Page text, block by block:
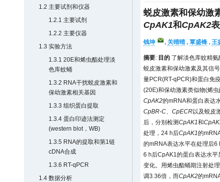
1.2 主要试剂和仪器
1.2.1 主要试剂
1.2.2 主要仪器
1.3 实验方法
1.3.1 20E和烯虫酯处理淡
色库蚊蛹
1.3.2 RNA干扰蜕皮激素和
保幼激素相关基因
1.3.3 组织蛋白提取
1.3.4 蛋白印迹法测定
(western blot，WB)
1.3.5 RNA的提取和第1链
cDNA合成
1.3.6 RT-qPCR
1.4 数据分析
蜕皮激素和保幼激
CpAK1和 CpAK2
钱坤 , 关晴晴 , 覃盛锋 , 王
摘要: 目的 了解淡色库蚊精
蜕皮激素和保幼激素及其信
量PCR(RT-qPCR)和蛋白免
(20E)和保幼激素类似物(烯
CpAK2的mRNA和蛋白表达
CpBR-C、 CpECR以及蜕皮
后，分别检测CpAK1和
处理，24 h后CpAK1的
的mRNA表达水平在处理后
6 h后CpAK1的蛋白表达水
变化。用烯虫酯蛹期注射处
调3.36倍，而CpAK2的